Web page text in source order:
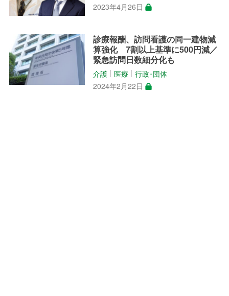
2023年4月26日
診療報酬、訪問看護の同一建物減
算強化 7割以上基準に500円減／
緊急訪問日数細分化も
介護 │医療 │行政･団体
2024年2月22日